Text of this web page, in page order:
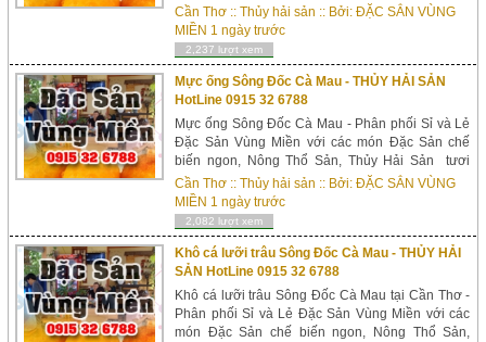
sạch tốt cho sức khỏe. Gồm: Món chế biến Khoai
Nhộng từ Khoai lang Nhật trồng tại Xã Tuy Đức,
Đắk Nông...
Cần Thơ ::Thủy hải sản :: Bởi:ĐẶC SẲN VÙNG
MIỀN 1 ngày trước
2,237 lượt xem
Mực ống Sông Đốc Cà Mau - THỦY HẢI SẢN
HotLine 0915 32 6788
Mực ống Sông Đốc Cà Mau - Phân phối Sỉ và Lẻ
Đặc Sản Vùng Miền với các món Đặc Sản chế
biến ngon, Nông Thổ Sản, Thủy Hải Sản tươi
sạch tốt cho sức khỏe. Gồm: Món chế biến Khoai
Nhộng từ Khoai lang Nhật trồng tại Xã Tuy Đức,
Đắk Nôn...
Cần Thơ ::Thủy hải sản :: Bởi:ĐẶC SẲN VÙNG
MIỀN 1 ngày trước
2,082 lượt xem
Khô cá lưỡi trâu Sông Đốc Cà Mau - THỦY HẢI
SẢN HotLine 0915 32 6788
Khô cá lưỡi trâu Sông Đốc Cà Mau tại Cần Thơ -
Phân phối Sỉ và Lẻ Đặc Sản Vùng Miền với các
món Đặc Sản chế biến ngon, Nông Thổ Sản,